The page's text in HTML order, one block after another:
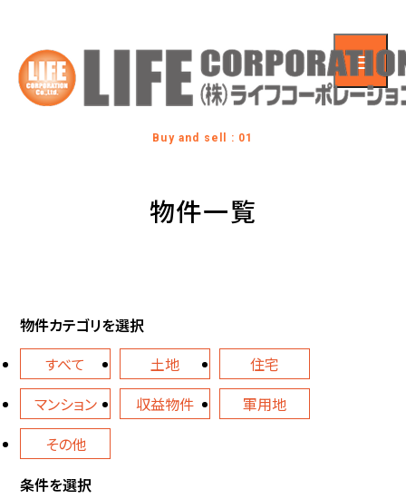
Buy and sell : 01
物件一覧
物件カテゴリを選択
すべて
土地
住宅
マンション
収益物件
軍用地
その他
条件を選択